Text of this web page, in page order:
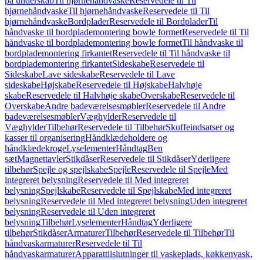
hjørnehåndvaskeTil hjørnehåndvaskeReservedele til Til
hjørnehåndvaskeBordpladerReservedele til BordpladerTil
håndvaske til bordplademontering bowle formetReservedele til Til
håndvaske til bordplademontering bowle formetTil håndvaske til
bordplademontering firkantetReservedele til Til håndvaske til
bordplademontering firkantetSideskabeReservedele til
SideskabeLave sideskabeReservedele til Lave
sideskabeHøjskabeReservedele til HøjskabeHalvhøje
skabeReservedele til Halvhøje skabeOverskabeReservedele til
OverskabeAndre badeværelsesmøblerReservedele til Andre
badeværelsesmøblerVæghylderReservedele til
VæghylderTilbehørReservedele til TilbehørSkuffeindsatser og
kasser til organiseringHåndklædeholdere og
håndklædekrogeLyselementerHåndtagBen
sætMagnettavlerStikdåserReservedele til StikdåserYderligere
tilbehørSpejle og spejlskabeSpejleReservedele til SpejleMed
integreret belysningReservedele til Med integreret
belysningSpejlskabeReservedele til SpejlskabeMed integreret
belysningReservedele til Med integreret belysningUden integreret
belysningReservedele til Uden integreret
belysningTilbehørLyselementerHåndtagYderligere
tilbehørStikdåserArmaturerTilbehørReservedele til TilbehørTil
håndvaskarmaturerReservedele til Til
håndvaskarmaturerApparattilslutninger til vaskeplads, køkkenvask,